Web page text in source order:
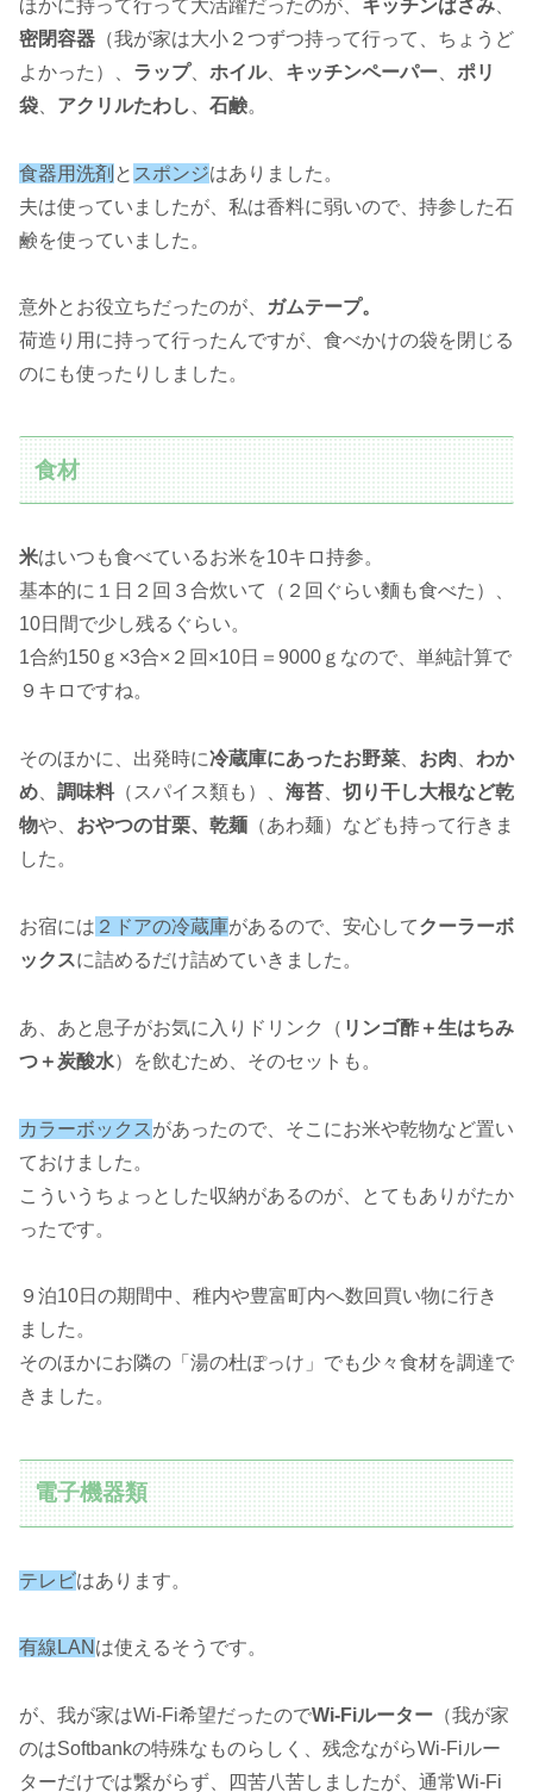
ほかに持って行って大活躍だったのが、 キッチンばさみ
密閉容器 （我が家は大小２つずつ持って行って、ちょうど
よかった）、 ラップ、 ホイル、 キッチンペーパー
ポリ
袋
アクリルたわし 石鹸。
食器用洗剤 と スポンジはありました。
夫は使っていましたが、私は香料に弱いので、持参した石
鹸を使っていました。
意外とお役立ちだったのが、
ガムテープ。
荷造り用に持って行ったんですが、食べかけの袋を閉じる
のにも使ったりしました。
食材
米はいつも食べているお米を10キロ持参。
基本的に１日２回３合炊いて（２回ぐらい麵も食べた）、
10日間で少し残るぐらい。
1合約150ｇ×3合×２回×10日＝9000ｇなので、単純計算で
９キロですね。
そのほかに、出発時に冷蔵庫にあったお野菜 お肉
わか
め
調味料（スパイス類も）、 海苔
切り干し大根など乾
物や、 おやつの甘栗、乾麺 （あわ麺）なども持って行きま
した。
お宿には ２ドアの冷蔵庫があるので、安心してクーラーボ
ックスに詰めるだけ詰めていきました。
あ、あと息子がお気に入りドリンク（ リンゴ酢＋生はちみ
つ＋炭酸水）を飲むため、そのセットも。
カラーボックス があったので、そこにお米や乾物など置い
ておけました。
こういうちょっとした収納があるのが、とてもありがたか
ったです。
９泊10日の期間中、稚内や豊富町内へ数回買い物に行き
ました。
そのほかにお隣の「湯の杜ぽっけ」でも少々食材を調達で
きました。
電子機器類
テレビはあります。
有線LAN は使えるそうです。
が、我が家はWi-Fi希望だったのでWi-Fiルーター （我が家
のはSoftbankの特殊なものらしく、残念ながらWi-Fiルー
ターだけでは繋がらず、四苦八苦しましたが、通常Wi-Fi